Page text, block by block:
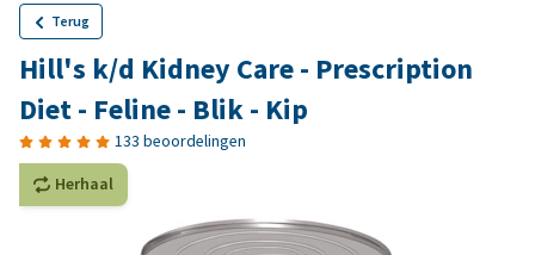
Terug
Hill's k/d Kidney Care - Prescription
Diet - Feline - Blik - Kip
133 beoordelingen
Herhaal